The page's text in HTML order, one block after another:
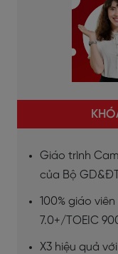
Giáo trình
của Bộ
100% giáo
7.0+/TOEIC
X3 hiệu quả